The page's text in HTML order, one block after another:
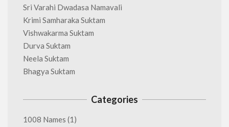
Sri Varahi Dwadasa Namavali
Krimi Samharaka Suktam
Vishwakarma Suktam
Durva Suktam
Neela Suktam
Bhagya Suktam
Categories
1008 Names (1)